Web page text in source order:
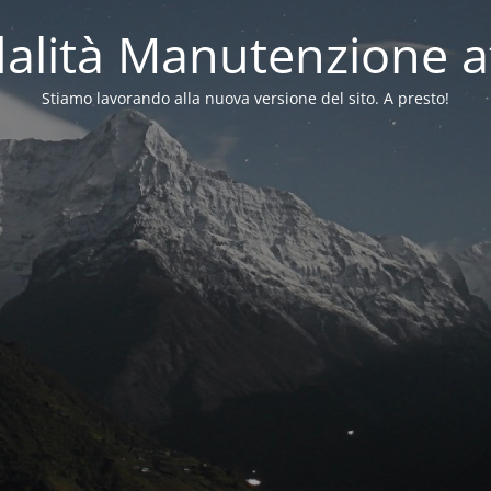
Manutenzione
Stiamo lavorando alla nuova versione del sito. A presto!